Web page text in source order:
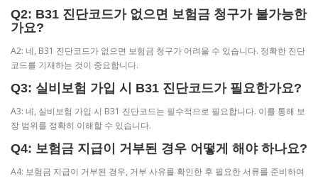
Q2: B31 진단코드가 없으면 보험금 청구가 불가능한
가요?
A2: 네, B31 진단코드가 없으면 보험금 청구가 어려울 수 있습니다. 정확한 진단
코드를 기재하는 것이 중요합니다.
Q3: 실비보험 가입 시 B31 진단코드가 필요한가요?
A3: 네, 실비보험 가입 시 B31 진단코드는 필수적으로 필요합니다. 이를 통해 보
장 범위를 정확히 이해할 수 있습니다.
Q4: 보험금 지급이 거부된 경우 어떻게 해야 하나요?
A4: 보험금 지급이 거부된 경우, 거부 사유를 확인한 후 필요한 서류를 준비하여